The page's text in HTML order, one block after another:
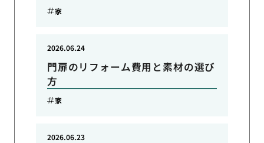
家
門扉のリフォーム費用と素材の選び
方
2026.06.24
家
2026.06.23